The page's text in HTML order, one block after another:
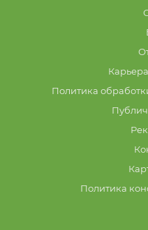
Политика
Политика